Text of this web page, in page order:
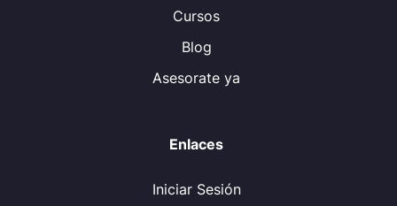
Cursos
Blog
Asesorate ya
Enlaces
Iniciar Sesión